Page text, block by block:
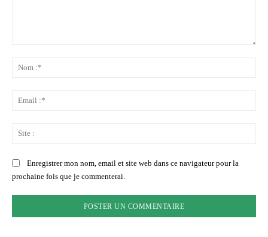
Enregistrer mon nom, email et site web dans ce navigateur pour la
prochaine fois que je commenterai.